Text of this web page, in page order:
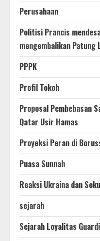
Perusahaan
Politisi Prancis
mengembalikan Patung
PPPK
Profil Tokoh
Proposal Pembebasan
Qatar Usir Hamas
Proyeksi Peran di
Puasa Sunnah
Reaksi Ukraina dan
sejarah
Sejarah Loyalitas